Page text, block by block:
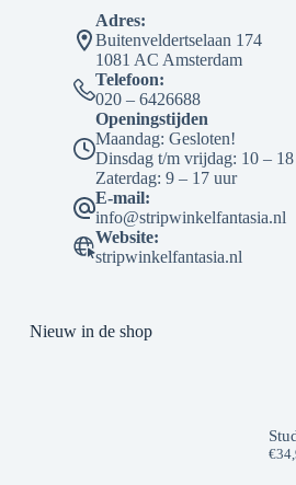
Adres:
Buitenveldertselaan 174
1081 AC Amsterdam
Telefoon:
020 – 6426688
Openingstijden
Maandag: Gesloten!
Dinsdag t/m vrijdag: 10 –
Zaterdag: 9 – 17 uur
E-mail:
info@stripwinkelfantasia.nl
Website:
stripwinkelfantasia.nl
Nieuw in de shop
€